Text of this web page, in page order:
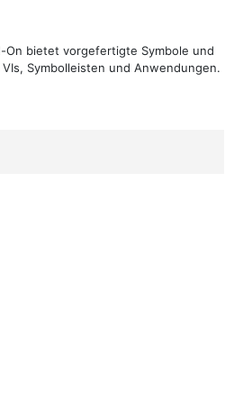
On bietet vorgefertigte Symbole und
Symbolleisten und Anwendungen.